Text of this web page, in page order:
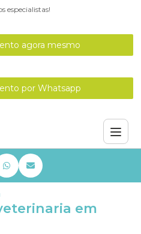
especialistas!
agora mesmo
por Whatsapp
VETERINARIA EM RIBEIRÃO
em